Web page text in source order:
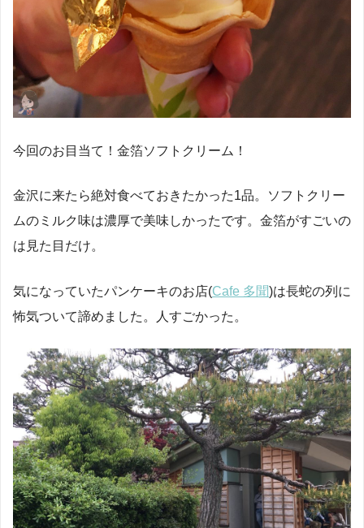
今回のお目当て！金箔ソフトクリーム！
金沢に来たら絶対食べておきたかった1品。ソフトクリー
ムのミルク味は濃厚で美味しかったです。金箔がすごいの
は見た目だけ。
気になっていたパンケーキのお店(Cafe 多聞)は長蛇の列に
怖気ついて諦めました。人すごかった。